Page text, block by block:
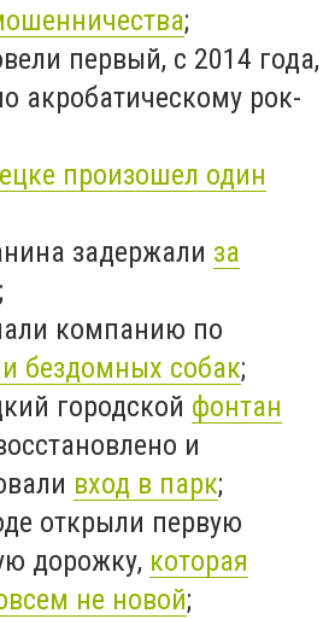
;
первый, с 2014 года,
акробатическому рок-
произошел один
задержали за
;
компанию по
бездомных собак;
городской фонтан
и
вход в парк;
открыли первую
дорожку, которая
не новой;